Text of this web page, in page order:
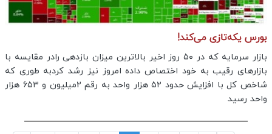
بورس یکه‌تازی می‌کند!
بازار سرمایه که در ۵۰ روز اخیر بالاترین میزان بازدهی رادر مقایسه با
بازارهای رقیب به خود اختصاص داده امروز نیز رشد کردبه طوری که
شاخص کل با افزایش حدود ۵۲ هزار واحد به رقم 2میلیون و ۶۵۳ هزار
واحد رسید